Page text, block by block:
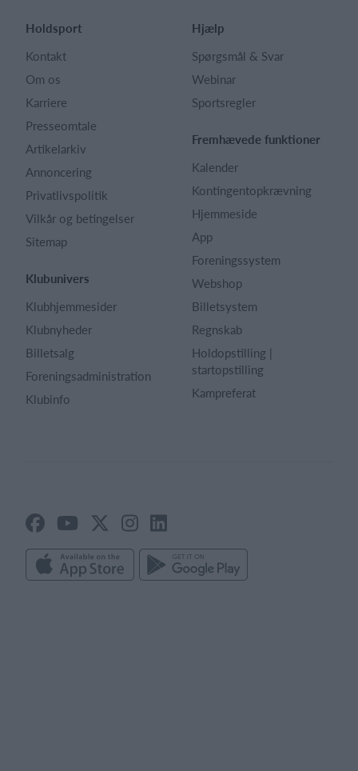
Holdsport
Kontakt
Om os
Karriere
Presseomtale
Artikelarkiv
Annoncering
Privatlivspolitik
Vilkår og betingelser
Sitemap
Klubunivers
Klubhjemmesider
Klubnyheder
Billetsalg
Foreningsadministration
Klubinfo
Hjælp
Spørgsmål & Svar
Webinar
Sportsregler
Fremhævede funktioner
Kalender
Kontingentopkrævning
Hjemmeside
App
Foreningssystem
Webshop
Billetsystem
Regnskab
Holdopstilling |
startopstilling
Kampreferat